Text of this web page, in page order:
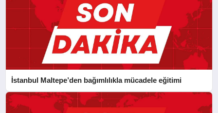
İstanbul Maltepe’den bağımlılıkla mücadele eğitimi